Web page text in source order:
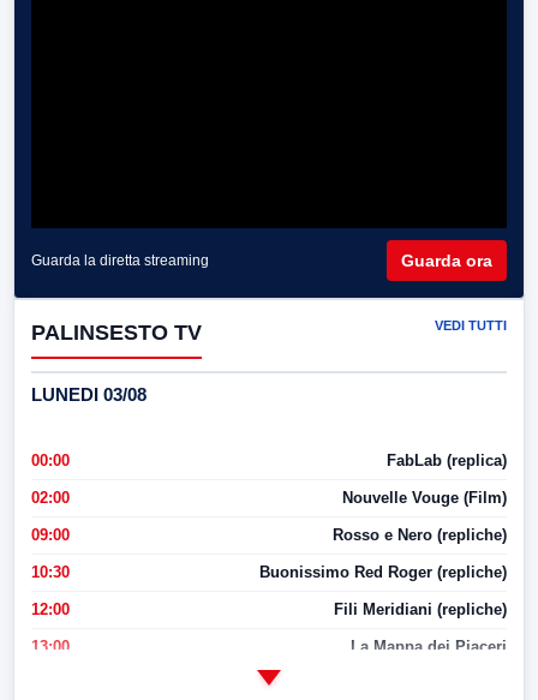
Guarda la diretta streaming Guarda ora
PALINSESTO TV VEDI TUTTI
LUNEDI 03/08
00:00 FabLab (replica)
02:00 Nouvelle Vouge (Film)
09:00 Rosso e Nero (repliche)
10:30 Buonissimo Red Roger (repliche)
12:00 Fili Meridiani (repliche)
13:00 La Mappa dei Piaceri